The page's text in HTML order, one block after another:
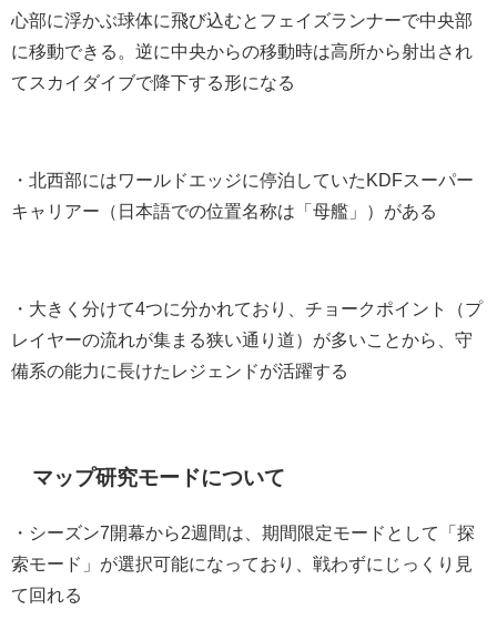
心部に浮かぶ球体に飛び込むとフェイズランナーで中央部
に移動できる。逆に中央からの移動時は高所から射出され
てスカイダイブで降下する形になる
・北西部にはワールドエッジに停泊していたKDFスーパー
キャリアー（日本語での位置名称は「母艦」）がある
・大きく分けて4つに分かれており、チョークポイント（プ
レイヤーの流れが集まる狭い通り道）が多いことから、守
備系の能力に長けたレジェンドが活躍する
マップ研究モードについて
・シーズン7開幕から2週間は、期間限定モードとして「探
索モード」が選択可能になっており、戦わずにじっくり見
て回れる